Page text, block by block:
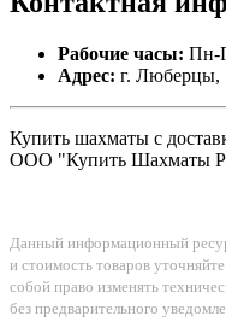
Рабочие часы: Пн-
Адрес: г. Люберцы,
Купить шахматы с
ООО "Купить Шахматы
Данный информационный
и стоимость товаров
собой право изменять
без предварительного